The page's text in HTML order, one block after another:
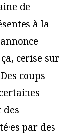
de
à la
cerise sur
coups
des
par des